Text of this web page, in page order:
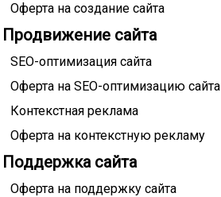
Оферта на создание сайта
Продвижение сайта
SEO-оптимизация сайта
Оферта на SEO-оптимизацию сайта
Контекстная реклама
Оферта на контекстную рекламу
Поддержка сайта
Оферта на поддержку сайта